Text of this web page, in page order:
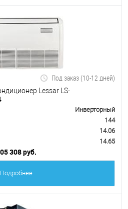
Под заказ (10-12 дней)
Lessar LS-
Инверторный
144
14.06
14.65
308 руб.
Подробнее